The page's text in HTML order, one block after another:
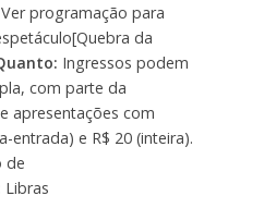
programação para
da
Ingressos podem
com parte da
apresentações com
entrada) e R$ 20 (inteira).
de
Libras